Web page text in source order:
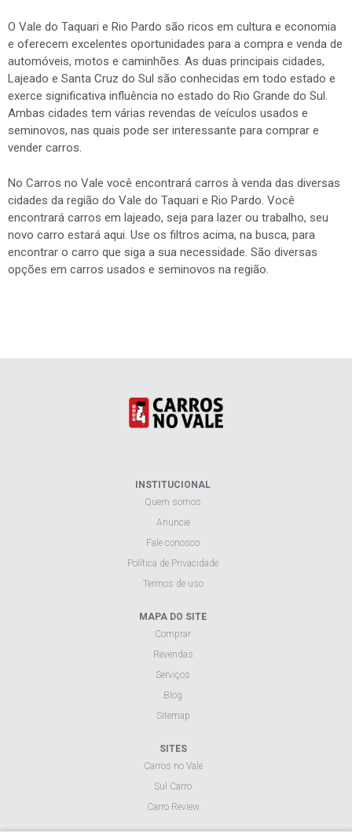
O Vale do Taquari e Rio Pardo são ricos em cultura e economia
e oferecem excelentes oportunidades para a compra e venda de
automóveis, motos e caminhões. As duas principais cidades,
Lajeado e Santa Cruz do Sul são conhecidas em todo estado e
exerce significativa influência no estado do Rio Grande do Sul.
Ambas cidades tem várias revendas de veículos usados e
seminovos, nas quais pode ser interessante para comprar e
vender carros.
No Carros no Vale você encontrará carros à venda das diversas
cidades da região do Vale do Taquari e Rio Pardo. Você
encontrará carros em lajeado, seja para lazer ou trabalho, seu
novo carro estará aqui. Use os filtros acima, na busca, para
encontrar o carro que siga a sua necessidade. São diversas
opções em carros usados e seminovos na região.
INSTITUCIONAL
Quem somos
Anuncie
Fale conosco
Política de Privacidade
Termos de uso
MAPA DO SITE
Comprar
Revendas
Serviços
Blog
Sitemap
SITES
Carros no Vale
Sul Carro
Carro Review